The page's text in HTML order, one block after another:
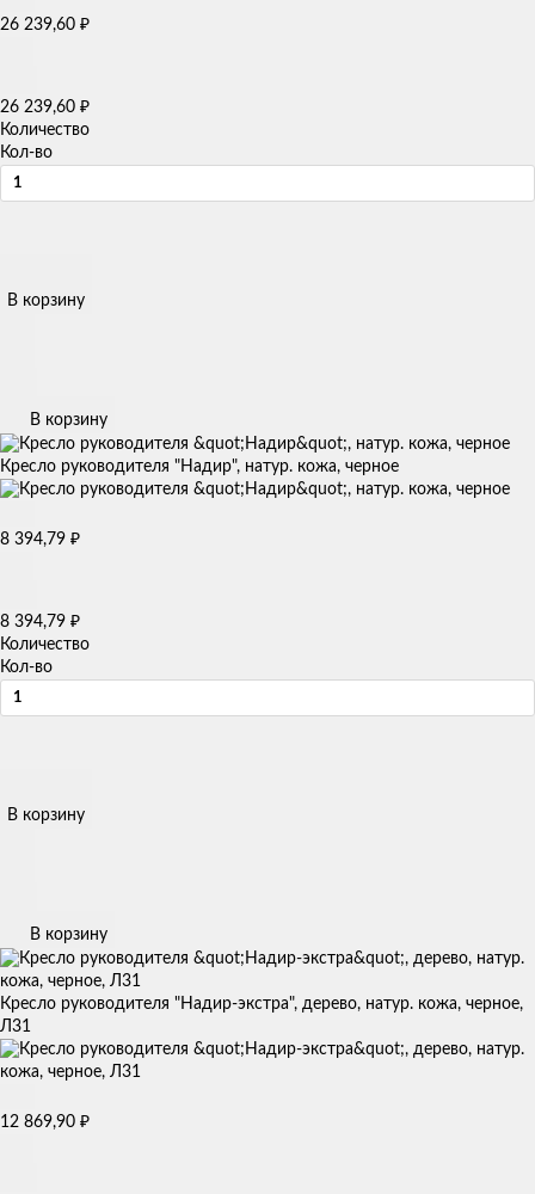
26 239,60 ₽
26 239,60 ₽
Количество
Кол-во
В корзину
В корзину
Кресло руководителя "Надир", натур. кожа, черное
8 394,79 ₽
8 394,79 ₽
Количество
Кол-во
В корзину
В корзину
Кресло руководителя "Надир-экстра", дерево, натур. кожа, черное,
Л31
12 869,90 ₽